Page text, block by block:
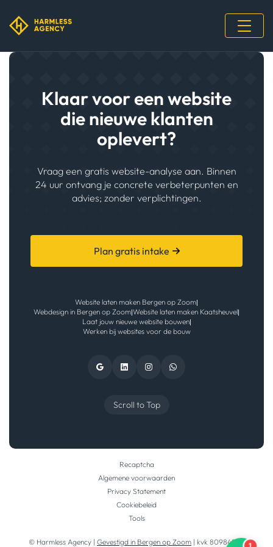
Klaar voor een website
die nieuwe klanten
oplevert?
Vraag een gratis website-analyse aan. Binnen
24 uur ontvang je concrete verbeterpunten en
advies; zonder verplichtingen.
Plan gratis intake
Website laten maken Bergen op Zoom|
Webdesign in Bergen op Zoom|Website laten maken Kaatsheuvel|
Laat jouw nieuwe website bouwen|
Werken bij websites voor de bouw
Scroll to Top
© Harmless Agency | Gevestigd in Bergen op Zoom | kvk 80984290
Recaptcha
Algemene voorwaarden
Privacy Statement
Cookiebeleid
Tools